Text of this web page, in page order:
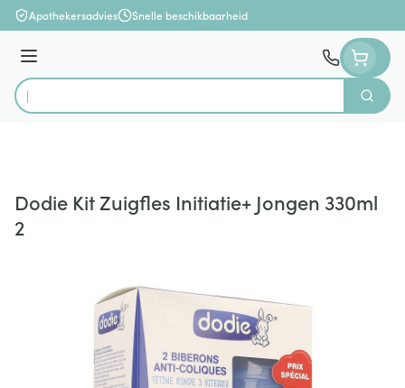
Ga naar de inhoud
Apothekersadvies Snelle beschikbaarheid
Menu
Product, merk, categorie...
Zoek
Dodie Kit Zuigfles Initiatie+ Jongen 330ml
2